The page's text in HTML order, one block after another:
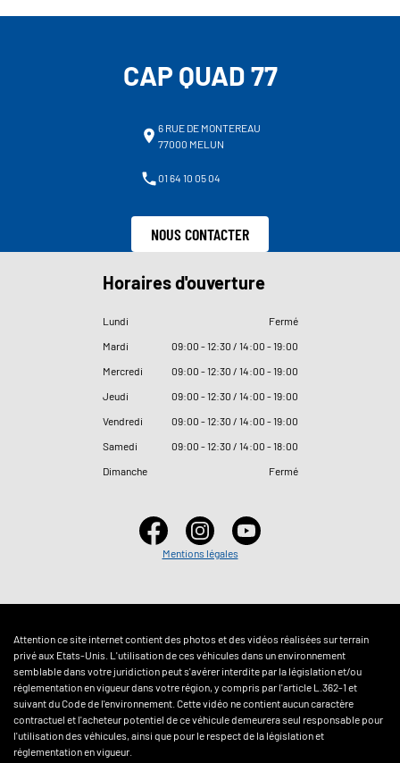
CAP QUAD 77
6 RUE DE MONTEREAU
77000 MELUN
01 64 10 05 04
NOUS CONTACTER
Horaires d'ouverture
Lundi
Fermé
Mardi
09:00 - 12:30 / 14:00 - 19:00
Mercredi
09:00 - 12:30 / 14:00 - 19:00
Jeudi
09:00 - 12:30 / 14:00 - 19:00
Vendredi
09:00 - 12:30 / 14:00 - 19:00
Samedi
09:00 - 12:30 / 14:00 - 18:00
Dimanche
Fermé
Mentions légales
Attention ce site internet contient des photos et des vidéos réalisées sur terrain
privé aux Etats-Unis. L'utilisation de ces véhicules dans un environnement
semblable dans votre juridiction peut s'avérer interdite par la législation et/ou
réglementation en vigueur dans votre région, y compris par l'article L.362-1 et
suivant du Code de l'environnement. Cette vidéo ne contient aucun caractère
contractuel et l'acheteur potentiel de ce véhicule demeurera seul responsable pour
l'utilisation des véhicules, ainsi que pour le respect de la législation et
réglementation en vigueur.